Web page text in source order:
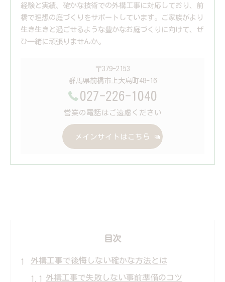
経験と実績、確かな技術での外構工事に対応しており、前
橋で理想の庭づくりをサポートしています。ご家族がより
生き生きと過ごせるような豊かなお庭づくりに向けて、ぜ
ひ一緒に頑張りませんか。
〒379-2153
群馬県前橋市上大島町48-16
027-226-1040
営業の電話はご遠慮ください
メインサイトはこちら
目次
外構工事で後悔しない確かな方法とは
外構工事で失敗しない事前準備のコツ